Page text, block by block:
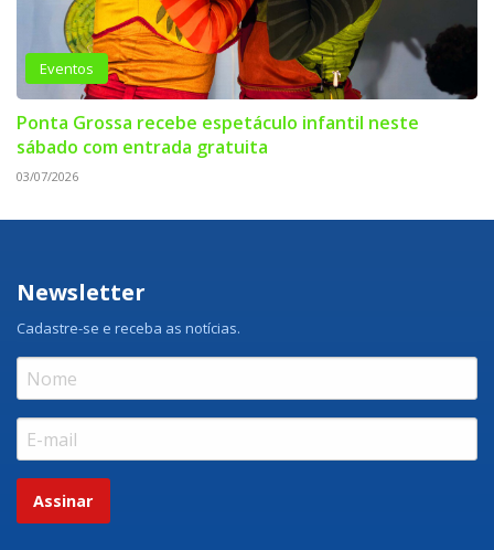
Eventos
Ponta Grossa recebe espetáculo infantil neste
sábado com entrada gratuita
03/07/2026
Newsletter
Cadastre-se e receba as notícias.
Assinar